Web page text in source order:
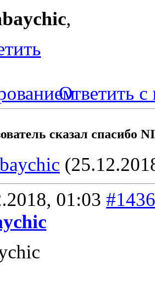
,
Ответить с
сказал cпасибо
01:03 #1436